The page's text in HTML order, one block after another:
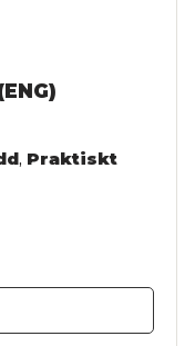
, Praktiskt